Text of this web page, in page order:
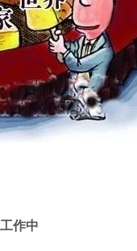
作中